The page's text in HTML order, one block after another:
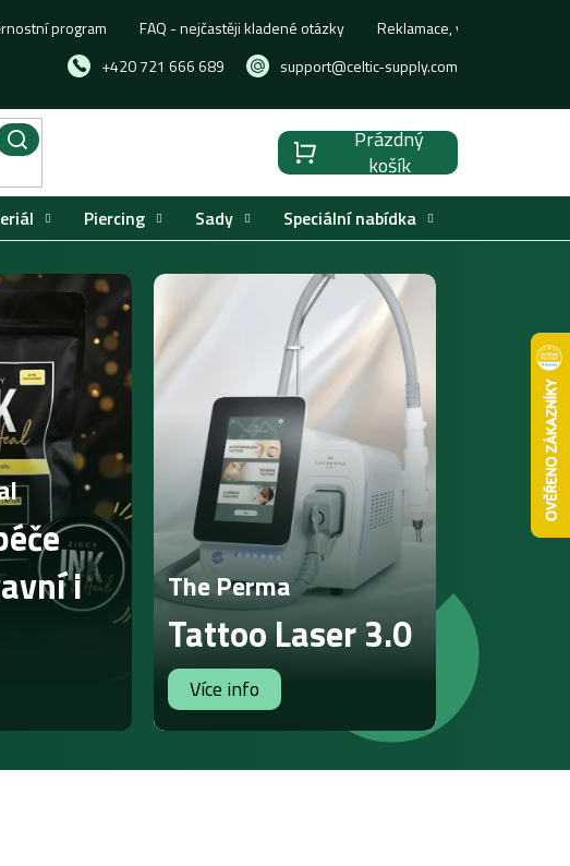
+420 721 666 689 support@celtic-supply.com
program FAQ - nejčastěji kladené otázky Reklamace, výměna nebo
Nákupní
košík
Prázdný
košík
Piercing Sady Speciální nabídka
i
The Perma
Tattoo Laser 3.0
Více info